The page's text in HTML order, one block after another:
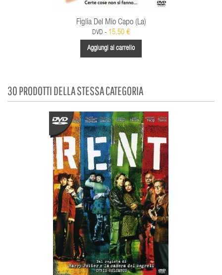
Figlia Del Mio Capo (La)
DVD - 15,50 €
Aggiungi al carrello
30 PRODOTTI DELLA STESSA CATEGORIA